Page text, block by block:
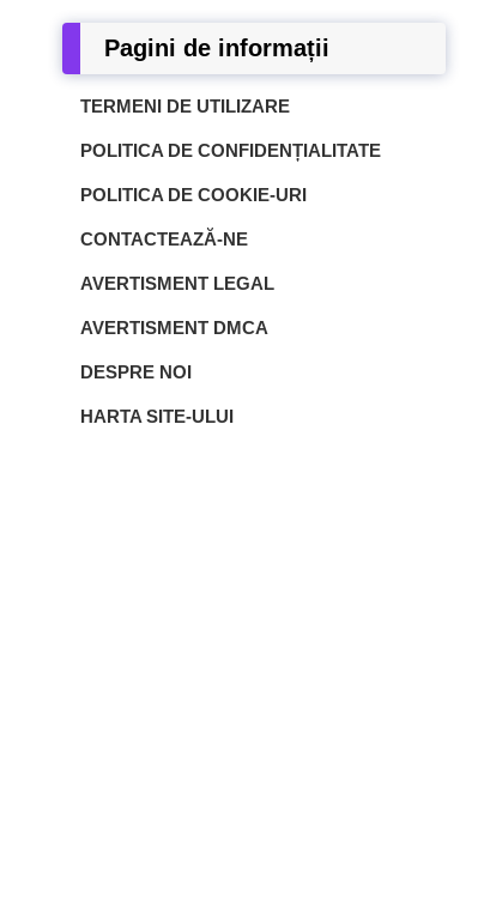
Pagini de informații
TERMENI DE UTILIZARE
POLITICA DE CONFIDENȚIALITATE
POLITICA DE COOKIE-URI
CONTACTEAZĂ-NE
AVERTISMENT LEGAL
AVERTISMENT DMCA
DESPRE NOI
HARTA SITE-ULUI